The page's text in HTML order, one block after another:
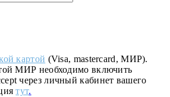
картой (Visa, mastercard, МИР).
МИР необходимо включить
через личный кабинет вашего
тут.